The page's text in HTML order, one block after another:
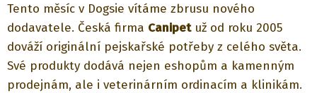
Tento měsíc v Dogsie vítáme zbrusu nového
dodavatele. Česká firma Canipetuž od roku 2005
dováží originální pejskařské potřeby z celého světa.
Své produkty dodává nejen eshopům a kamenným
prodejnám, ale i veterinárním ordinacím a klinikám.